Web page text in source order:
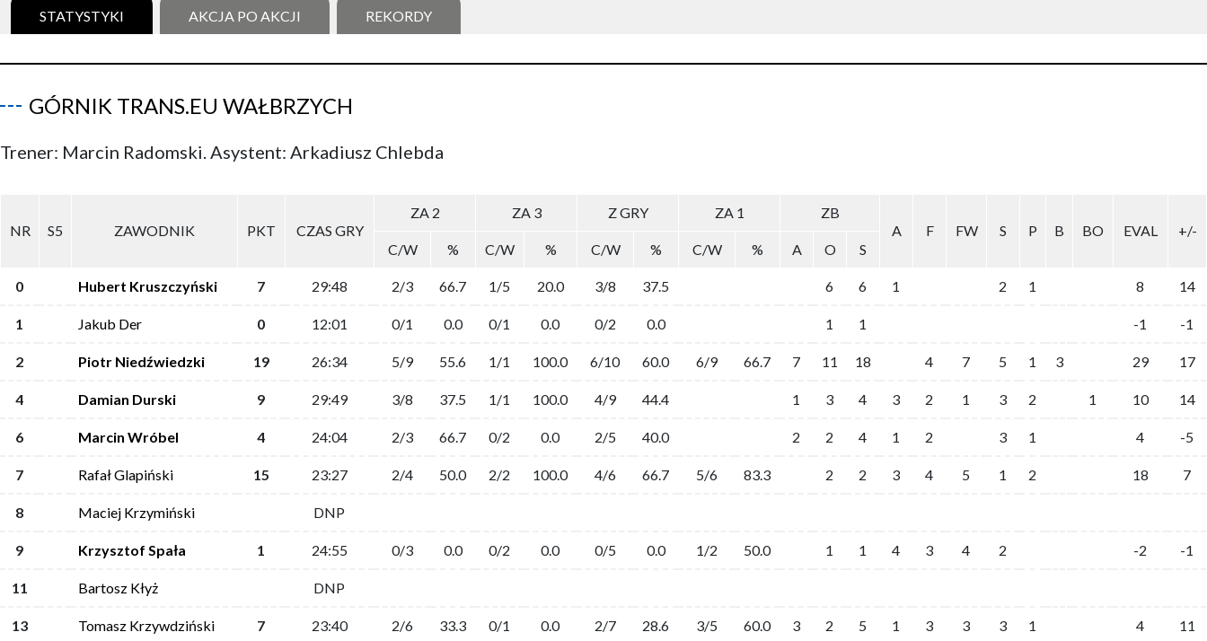
STATYSTYKI AKCJA PO AKCJI REKORDY
GÓRNIK TRANS.EU WAŁBRZYCH
Trener: Marcin Radomski. Asystent: Arkadiusz Chlebda
NR S5 ZAWODNIK PKT CZAS GRY
ZA 2 ZA 3 Z GRY ZA 1
ZB
A
F FW S P B BO EVAL
+/-
C/W
% C/W % C/W % C/W % A O S
0 Hubert Kruszczyński 7 29:48 2/3 66.7 1/5 20.0 3/8 37.5 6 6 1 2 1 8 14
1 Jakub Der 0 12:01 0/1 0.0 0/1 0.0 0/2 0.0 1 1 -1 -1
2 Piotr Niedźwiedzki 19 26:34 5/9 55.6 1/1 100.0 6/10 60.0 6/9 66.7 7 11 18 4 7 5 1 3 29 17
4 Damian Durski 9 29:49 3/8 37.5 1/1 100.0 4/9 44.4 1 3 4 3 2 1 3 2 1 10 14
6 Marcin Wróbel 4 24:04 2/3 66.7 0/2 0.0 2/5 40.0 2 2 4 1 2 3 1 4 -5
7 Rafał Glapiński 15 23:27 2/4 50.0 2/2 100.0 4/6 66.7 5/6 83.3 2 2 3 4 5 1 2 18 7
8 Maciej Krzymiński DNP
9 Krzysztof Spała 1 24:55 0/3 0.0 0/2 0.0 0/5 0.0 1/2 50.0 1 1 4 3 4 2 -2 -1
11 Bartosz Kłyż DNP
13 Tomasz Krzywdziński 7 23:40 2/6 33.3 0/1 0.0 2/7 28.6 3/5 60.0 3 2 5 1 3 3 3 1 4 11